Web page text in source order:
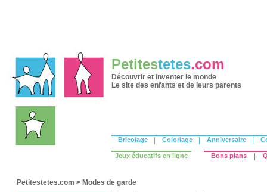
Petitestetes.com
Découvrir et inventer le monde
Le site des enfants et de leurs parents
Bricolage Coloriage Anniversaire
Jeux éducatifs en ligne Bons plans
Petitestetes.com > Modes de garde